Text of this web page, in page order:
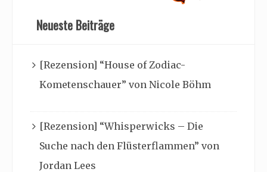
Neueste Beiträge
[Rezension] “House of Zodiac-
Kometenschauer” von Nicole Böhm
[Rezension] “Whisperwicks – Die
Suche nach den Flüsterflammen” von
Jordan Lees